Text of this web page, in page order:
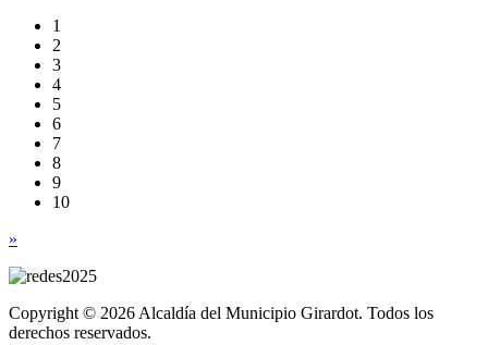
1
2
3
4
5
6
7
8
9
10
»
Copyright © 2026 Alcaldía del Municipio Girardot. Todos los
derechos reservados.